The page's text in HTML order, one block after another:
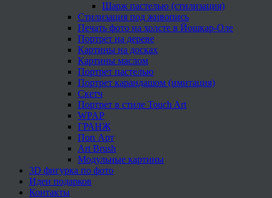
Шарж пастелью (стилизация)
Стилизация под живопись
Печать фото на холсте в Йошкар-Оле
Портрет на дереве
Картины на досках
Картины маслом
Портрет пастелью
Портрет карандашом (имитация)
Скетч
Портрет в стиле Touch Art
WPAP
ГРАНЖ
Поп Арт
Art Brush
Модульные картины
3D фигурка по фото
Идеи подарков
Контакты